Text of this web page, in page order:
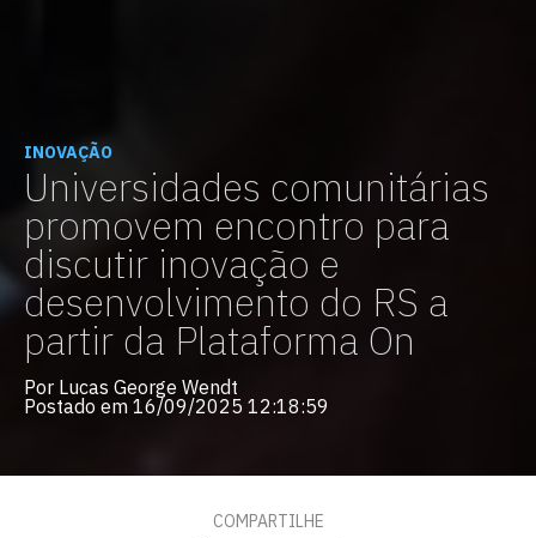
INOVAÇÃO
Universidades comunitárias
promovem encontro para
discutir inovação e
desenvolvimento do RS a
partir da Plataforma On
Por Lucas George Wendt
Postado em 16/09/2025 12:18:59
COMPARTILHE